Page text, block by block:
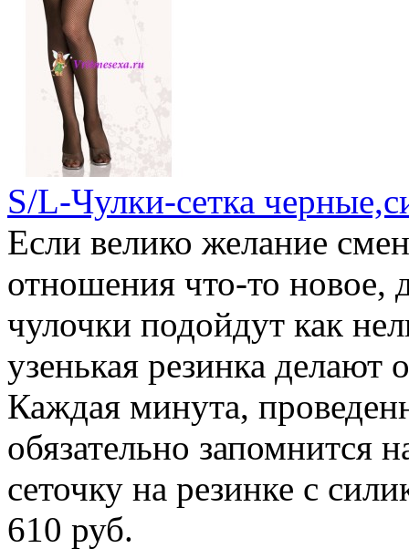
S/L-Чулки-сетка
Если велико желание
отношения что-то новое,
чулочки подойдут как
узенькая резинка
Каждая минута,
обязательно запомнится
сеточку на резинке с
610 руб.